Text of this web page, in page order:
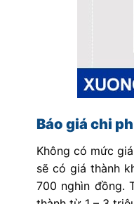
Báo giá chi
Không có mức
sẽ có giá thành
700 nghìn đồng.